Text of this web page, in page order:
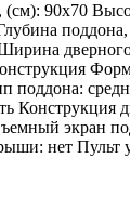
90x70
поддона:
Конструкция
экран
нет Пульт